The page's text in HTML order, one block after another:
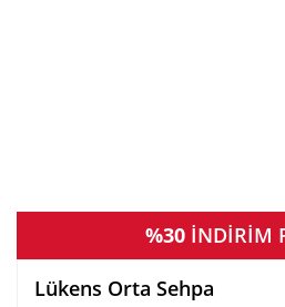
%30 İNDİRİM
Lükens Orta Sehpa